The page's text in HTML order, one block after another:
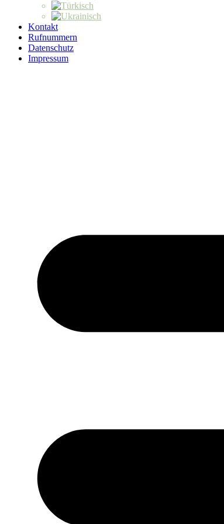
Kontakt
Rufnummern
Datenschutz
Impressum